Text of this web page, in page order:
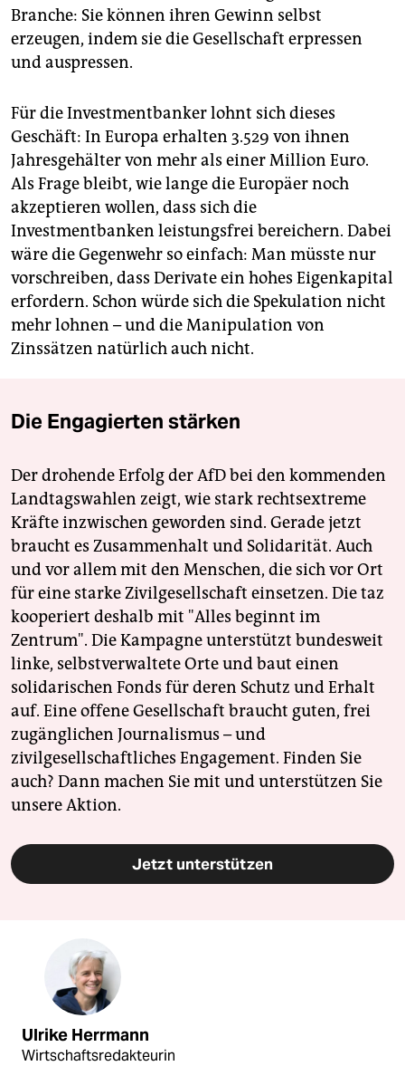
Branche: Sie können ihren Gewinn selbst
erzeugen, indem sie die Gesellschaft erpressen
und auspressen.
Für die Investmentbanker lohnt sich dieses
Geschäft: In Europa erhalten 3.529 von ihnen
Jahresgehälter von mehr als einer Million Euro.
Als Frage bleibt, wie lange die Europäer noch
akzeptieren wollen, dass sich die
Investmentbanken leistungsfrei bereichern. Dabei
wäre die Gegenwehr so einfach: Man müsste nur
vorschreiben, dass Derivate ein hohes Eigenkapital
erfordern. Schon würde sich die Spekulation nicht
mehr lohnen – und die Manipulation von
Zinssätzen natürlich auch nicht.
Die Engagierten stärken
Der drohende Erfolg der AfD bei den kommenden
Landtagswahlen zeigt, wie stark rechtsextreme
Kräfte inzwischen geworden sind. Gerade jetzt
braucht es Zusammenhalt und Solidarität. Auch
und vor allem mit den Menschen, die sich vor Ort
für eine starke Zivilgesellschaft einsetzen. Die taz
kooperiert deshalb mit "Alles beginnt im
Zentrum". Die Kampagne unterstützt bundesweit
linke, selbstverwaltete Orte und baut einen
solidarischen Fonds für deren Schutz und Erhalt
auf. Eine offene Gesellschaft braucht guten, frei
zugänglichen Journalismus – und
zivilgesellschaftliches Engagement. Finden Sie
auch? Dann machen Sie mit und unterstützen Sie
unsere Aktion.
Jetzt unterstützen
Ulrike Herrmann
Wirtschaftsredakteurin